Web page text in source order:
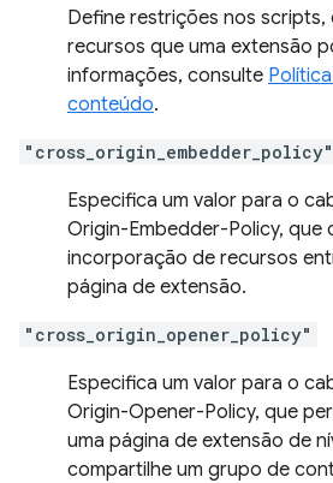
Define restrições nos scripts,
recursos que uma extensão
informações, consulte
conteúdo.
"cross_origin_embedder_policy"
Especifica um valor para o
Origin-Embedder-Policy, que
incorporação de recursos
página de extensão.
"cross_origin_opener_policy"
Especifica um valor para o
Origin-Opener-Policy, que
uma página de extensão de
compartilhe um grupo de